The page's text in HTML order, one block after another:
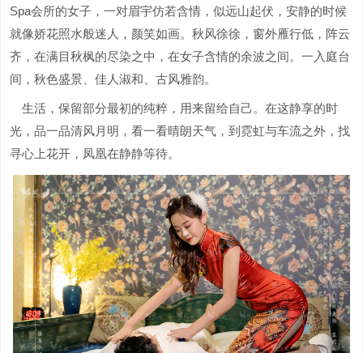
Spa会所的女子，一对眉宇仿若含情，似远山起伏，安静的时候
就像娇花照水般迷人，颜笑如画。秋风徐徐，窗外雁行低，阵云
齐，在满目秋枫的尽染之中，在女子含情的余波之间。一入庭台
间，秋色盛景、佳人淑和、古风雅韵。
生活，保留部分最初的纯粹，用来留给自己。在这静享的时
光，品一品清风月明，看一看晴朗天气，到霓虹与车流之外，找
寻心上花开，凤凰在静静等待。